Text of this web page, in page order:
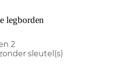
legborden
2
sleutel(s)